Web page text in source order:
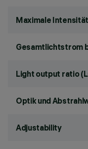
Maximale
Gesamtlichtstrom
Light output ratio
Optik und
Adjustability